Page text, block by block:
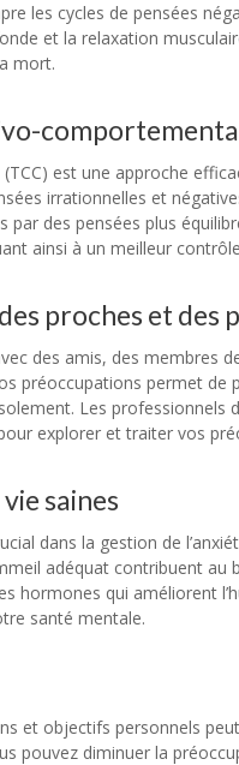
les cycles de pensées
et la relaxation
mort.
est une approche
irrationnelles et
par des pensées plus
ainsi à un meilleur
proches et des
des amis, des membres
préoccupations permet de
Les
explorer et traiter vos
saines
dans la gestion de
adéquat contribuent au
hormones qui améliorent
santé mentale.
et objectifs personnels
pouvez diminuer la